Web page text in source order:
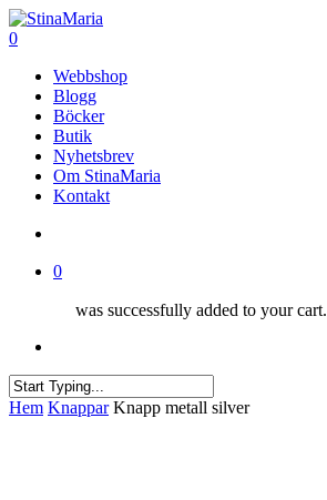
Skip
to
content
search
0
Webbshop
Blogg
Böcker
Butik
Nyhetsbrev
Om StinaMaria
Kontakt
0
was successfully added to your cart.
Close
Hem Knappar Knapp metall silver